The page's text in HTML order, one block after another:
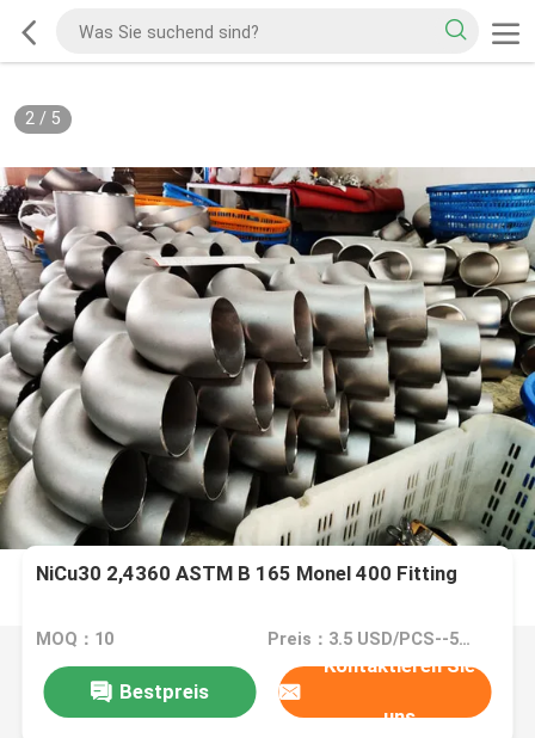
2/ 5
NiCu30 2,4360 ASTM B 165 Monel 400 Fitting
MOQ：10 Preis：3.5 USD/PCS--50439/PCS
Bestpreis
Kontaktieren Sie
uns